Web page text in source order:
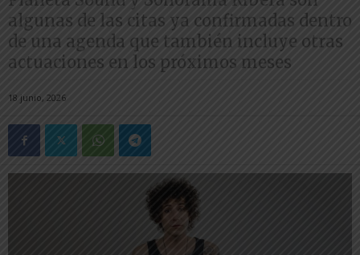
algunas de las citas ya confirmadas dentro
de una agenda que también incluye otras
actuaciones en los próximos meses
18 junio, 2026